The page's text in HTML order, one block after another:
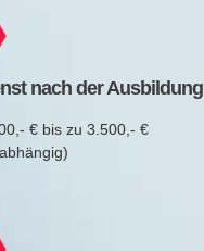
nach der Ausbildung
€ bis zu 3.500,- €